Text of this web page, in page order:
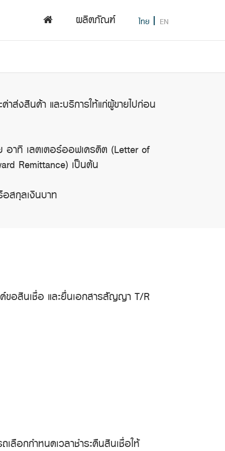
ผลิตภัณฑ์ ไทย EN
าส่งสินค้า และบริการให้แก่ผู้ขายไปก่อน
อาทิ เลตเตอร์ออฟเครดิต (Letter of
Remittance) เป็นต้น
สกุลเงินบาท
ขอสินเชื่อ และยื่นเอกสารสัญญา T/R
เลือกกำหนดเวลาชำระคืนสินเชื่อให้